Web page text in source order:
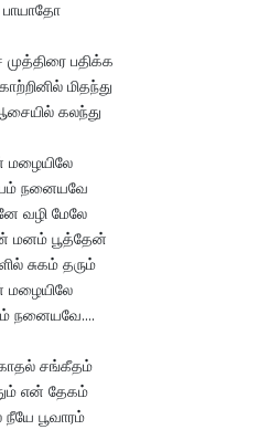
பதிக்க
மிதந்து
கலந்து
நனையவே
வழி மேலே
மனம் பூத்தேன்
சுகம் தரும்
நனையவே....
சங்கீதம்
என் தேகம்
பூவாரம்